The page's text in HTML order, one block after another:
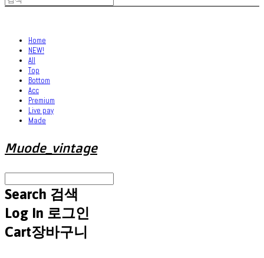
Home
NEW!
All
Top
Bottom
Acc
Premium
Live pay
Made
Muode_vintage
Search 검색
Log In 로그인
Cart장바구니